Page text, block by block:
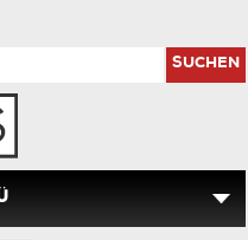
SUCHEN